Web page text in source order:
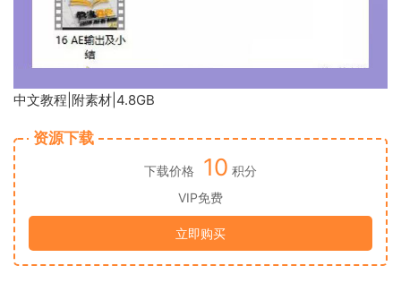
中文教程|附素材|4.8GB
资源下载
下载价格 10 积分
VIP免费
立即购买